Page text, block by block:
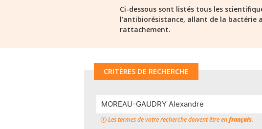
Ci-dessous sont listés tous les
l’antibiorésistance, allant de la
rattachement.
CRITÈRES DE RECHERCHE
Les termes de votre recherche doivent être enfrançais.